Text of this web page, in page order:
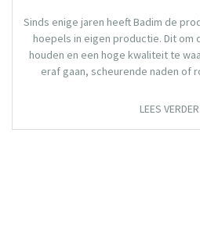
Sinds enige jaren heeft Badim de
hoepels in eigen productie. Dit om
houden en een hoge kwaliteit te
eraf gaan, scheurende naden of
LEES VERDER